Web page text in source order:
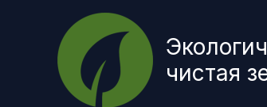
содержимому
чистая